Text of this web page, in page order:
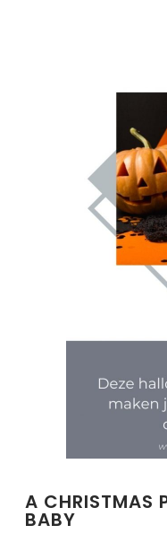
A CHRISTMAS
BABY